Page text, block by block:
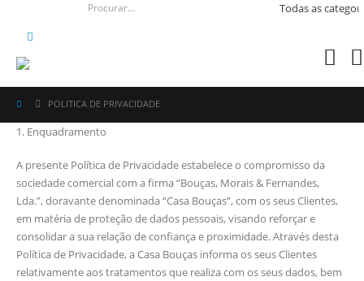
POLITICA DE PRIVACIDADE
1. Enquadramento
A presente Política de Privacidade estabelece o compromisso da
sociedade comercial com a firma “Bouças, Morais & Fernandes,
Lda.”, doravante denominada “Casa Bouças”, com os seus Clientes,
em matéria de proteção de dados pessoais, visando reforçar e
consolidar a sua relação de confiança e proximidade. Através desta
Política de Privacidade, a Casa Bouças informa os seus Clientes
relativamente aos tratamentos que realiza com os seus dados, bem